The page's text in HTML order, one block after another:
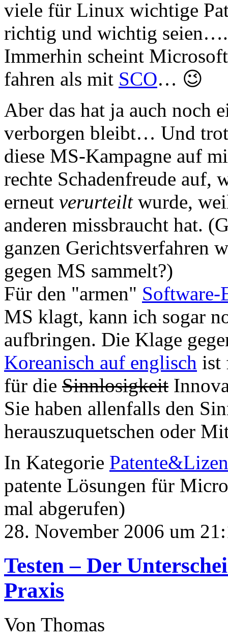
viele für Linux wichtige
richtig und wichtig seien….
Immerhin scheint
fahren als mit SCO… 😉
Aber das hat ja auch noch
verborgen bleibt… Und
diese MS-Kampagne auf
rechte Schadenfreude auf,
erneut verurteiltwurde,
anderen missbraucht hat.
ganzen Gerichtsverfahren
gegen MS sammelt?)
Für den "armen"
MS klagt, kann ich sogar
aufbringen. Die Klage
Koreanisch auf englisch ist
für die Sinnlosigkeit
Sie haben allenfalls den
herauszuquetschen oder
In Kategorie
patente Lösungen für
mal abgerufen)
28. November 2006 um
Testen – Der
Praxis
Von Thomas